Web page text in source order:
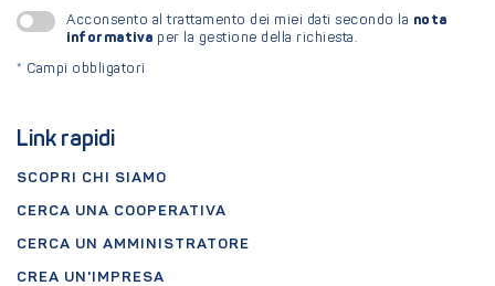
Link rapidi
SCOPRI CHI SIAMO
CERCA UNA COOPERATIVA
CERCA UN AMMINISTRATORE
CREA UN'IMPRESA
Acconsento al trattamento dei miei dati secondo la nota
informativa per la gestione della richiesta.
* Campi obbligatori